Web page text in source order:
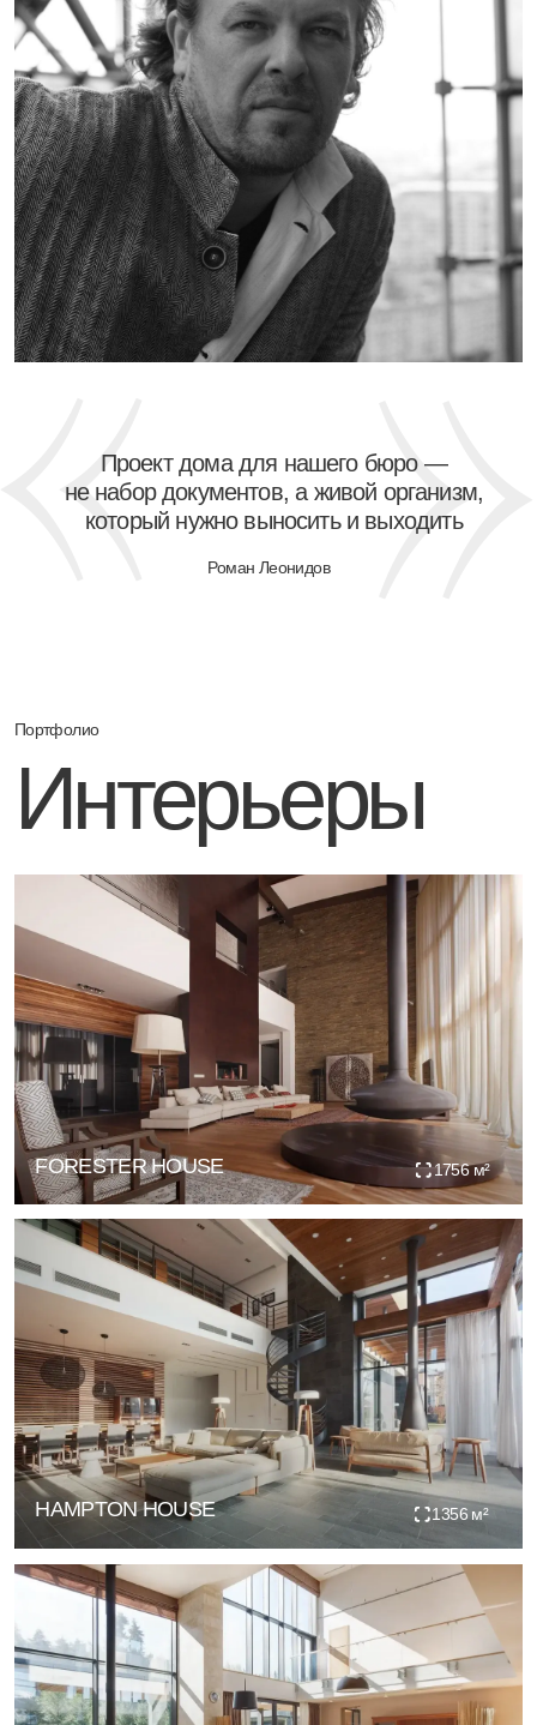
Проект дома для нашего бюро —
не набор документов, а живой организм,
который нужно выносить и выходить
Роман Леонидов
Интерьеры
PARALLEL HOUSE
HAMPTON HOUSE
УСАДЬБА В ПОТАПОВО
1282 м²
1356 м²
639,7 м²